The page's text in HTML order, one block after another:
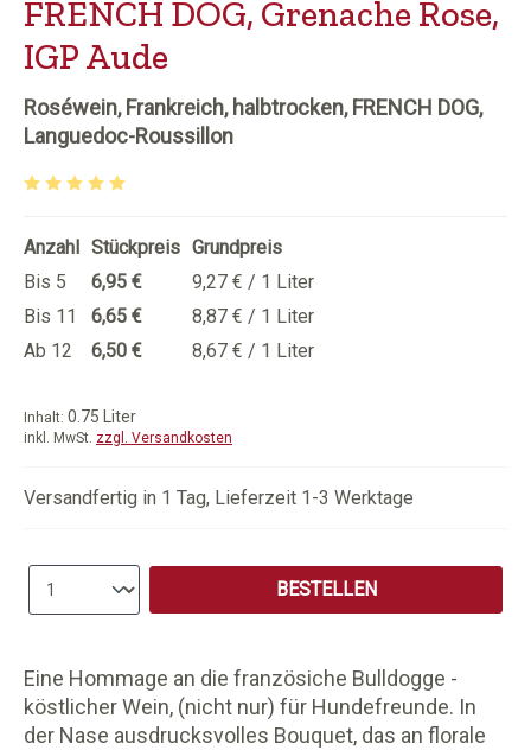
Eine Hommage an die französiche Bulldogge -
köstlicher Wein, (nicht nur) für Hundefreunde. In
der Nase ausdrucksvolles Bouquet, das an florale
FRENCH DOG, Grenache Rose,
IGP Aude
Roséwein, Frankreich, halbtrocken, FRENCH DOG,
Languedoc-Roussillon
Anzahl Stückpreis Grundpreis
Bis 5 6,95 €
9,27 € / 1 Liter
Bis 11 6,65 €
8,87 € / 1 Liter
Ab 12 6,50 € 8,67 € / 1 Liter
Inhalt: 0.75 Liter
inkl. MwSt. zzgl. Versandkosten
Versandfertig in 1 Tag, Lieferzeit 1-3 Werktage
Produkt Anzahl: Gib den gewünschten
BESTELLEN